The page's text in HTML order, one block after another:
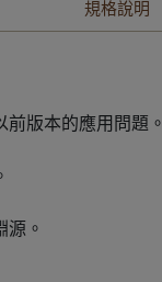
規格說明
版本的應用問題。
源。